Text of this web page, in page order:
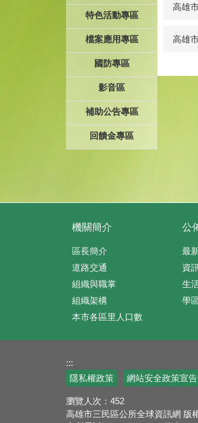
特色活動專區
檔案應用專區
國防專區
影音區
補助公告專區
回饋金專區
高雄
高雄
機關簡介
區長簡介
道路交通
組織與職掌
組織架構
本市各區里人口數
公
最
資
生
學
:::
隱私權政策
網站安全政策宣告
瀏覽人次： 452
高雄市三民區公所全球資訊網 版